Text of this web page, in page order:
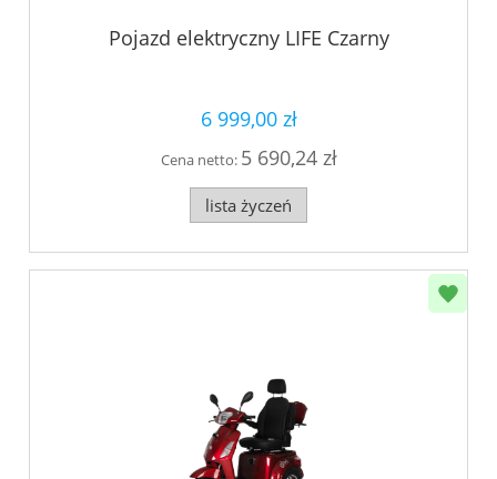
Pojazd elektryczny LIFE Czarny
6 999,00 zł
Cena netto: 5 690,24 zł
lista życzeń